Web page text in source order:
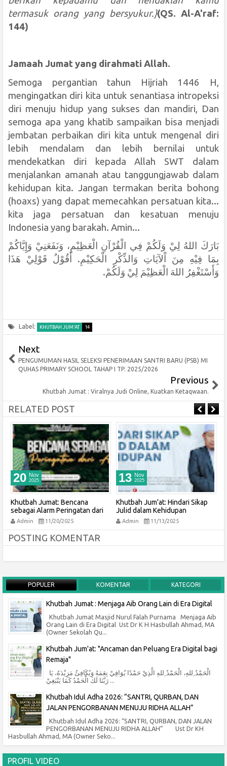
termasuk orang yang bersyukur.}(QS. Al-A'raf:
144)
Jamaah Jumat yang dirahmati Allah.
Semoga pergantian tahun Hijriah 1446 H,
mengingatkan diri kita untuk senantiasa intropeksi
diri menuju hidup yang sukses dan mandiri, Dan
semoga apa yang khatib sampaikan bisa menjadi
jembatan perbaikan diri kita untuk mengenal diri
lebih mendalam dan lebih bernilai untuk
mendekatkan diri kepada Allah SWT dalam
menjalankan amanah atau tanggungjawab dalam
kehidupan kita.Jangan termakan berita bohong
(hoaxs) yang dapat memecahkan persatuan kita...
kita jaga persatuan dan kesatuan menuju
Indonesia yang barakah. Amin...
بَارَكَ اللهُ لِيْ وَلَكُمْ فِي الْقُرْآنِ الْعَظِيْمِ، وَنَفَعَنِيْ وَإِيَّاكُمْ
بِمَا فِيْهِ مِنَ اْلآيَاتِ وَالذِّكْرِ الْحَكِيْمِ. أَقُوْلُ قَوْلِيْ هَذَا
وَأَسْتَغْفِرُ اللهَ الْعَظِيْمَ لِيْ وَلَكُمْ.
Label: KHUTBAH JUM'AT 14
Next
PENGUMUMAN HASIL SELEKSI PENERIMAAN SANTRI BARU (PSB) MI
QUHAS PRIMARY SCHOOL TAHAP I TP. 2025/2026
Previous
Khutbah Jumat : Viralnya Judi Online, Kuatkan Ketaqwaan.
RELATED POST
20 Nov
2025
Khutbah Jumat: Bencana
sebagai Alarm Peringatan dari
Alam
Admin 11/20/2025
13 Nov
2025
Khutbah Jum'at: Hindari Sikap
Julid dalam Kehidupan
Admin 11/13/2025
POSTING KOMENTAR
POPULER KOMENTAR KATEGORI
Khutbah Jumat : Menjaga Aib Orang Lain di Era Digital
Khutbah Jumat Masjid Nurul Falah Purnama Menjaga Aib
Orang Lain di Era Digital Ust Dr K H Hasbullah Ahmad, MA
(Owner Sekolah Qu...
Khutbah Jum'at: "Ancaman dan Peluang Era Digital bagi
Remaja"
رَبَّنَا لَكَ الْحَمْدُ كَمَا يَنْبَغِيْ ...
Khutbah Idul Adha 2026: “SANTRI, QURBAN, DAN
JALAN PENGORBANAN MENUJU RIDHA ALLAH”
Khutbah Idul Adha 2026: “SANTRI, QURBAN, DAN JALAN
PENGORBANAN MENUJU RIDHA ALLAH” Ust Dr KH
Hasbullah Ahmad, MA (Owner Seko...
PROFIL VIDEO